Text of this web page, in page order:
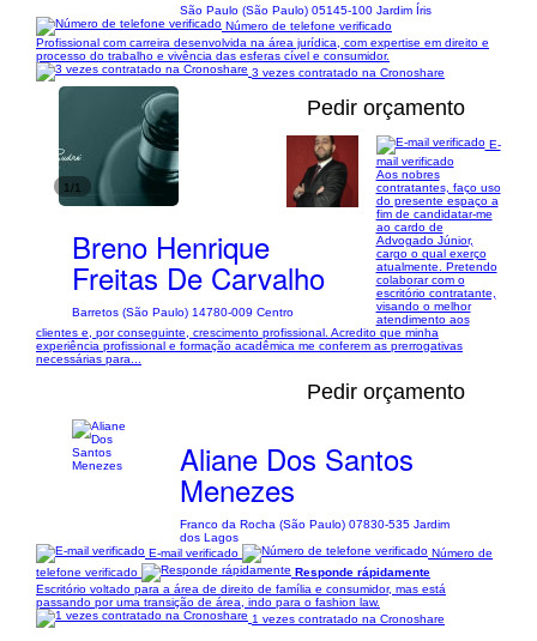
São Paulo (São Paulo) 05145-100 Jardim Íris
Número de telefone verificado
Profissional com carreira desenvolvida na área jurídica, com expertise em direito e
processo do trabalho e vivência das esferas cível e consumidor.
3 vezes contratado na Cronoshare
1/1
Pedir orçamento
Breno Henrique
Freitas De Carvalho
Barretos (São Paulo) 14780-009 Centro
E-
mail verificado
Aos nobres
contratantes, faço uso
do presente espaço a
fim de candidatar-me
ao cardo de
Advogado Júnior,
cargo o qual exerço
atualmente. Pretendo
colaborar com o
escritório contratante,
visando o melhor
atendimento aos
clientes e, por conseguinte, crescimento profissional. Acredito que minha
experiência profissional e formação acadêmica me conferem as prerrogativas
necessárias para...
Pedir orçamento
Aliane Dos Santos
Menezes
Franco da Rocha (São Paulo) 07830-535 Jardim
dos Lagos
E-mail verificado
Número de
telefone verificado
Responde rápidamente
Escritório voltado para a área de direito de família e consumidor, mas está
passando por uma transição de área, indo para o fashion law.
1 vezes contratado na Cronoshare